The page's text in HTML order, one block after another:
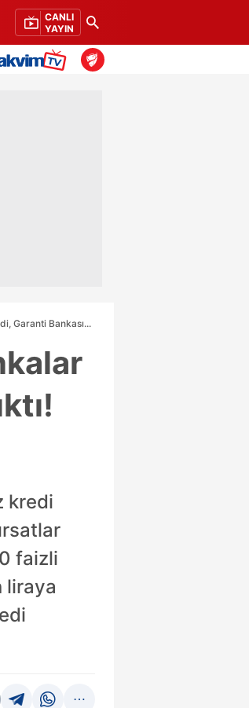
CANLI
YAYIN
Garanti Bankası...
kredi
faizli
liraya